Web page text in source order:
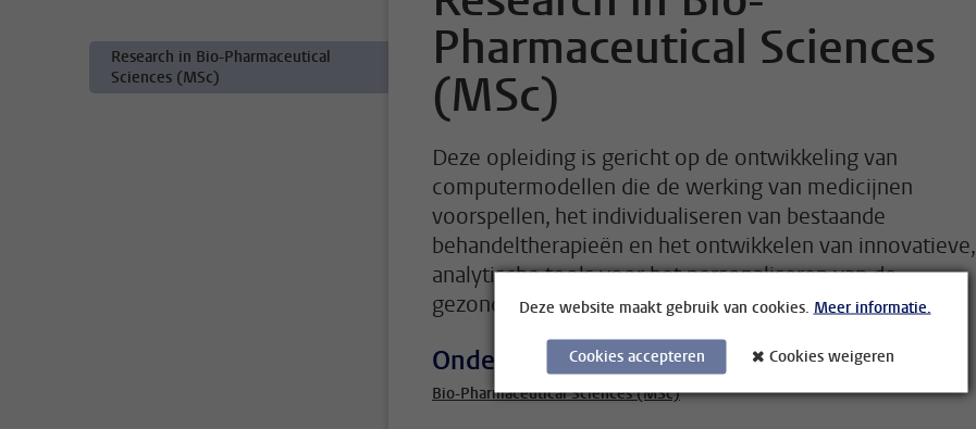
Research in Bio-Pharmaceutical
Sciences (MSc)
Pharmaceutical Sciences
(MSc)
Deze opleiding is gericht op de ontwikkeling van
computermodellen die de werking van medicijnen
voorspellen, het individualiseren van bestaande
behandeltherapieën en het ontwikkelen van innovatieve,
analytische tools voor het personaliseren van de
gezondheidszorg.
Onderdeel van
Bio-Pharmaceutical Sciences (MSc)
Deze website maakt gebruik van cookies. Meer informatie.
Cookies accepteren Cookies weigeren